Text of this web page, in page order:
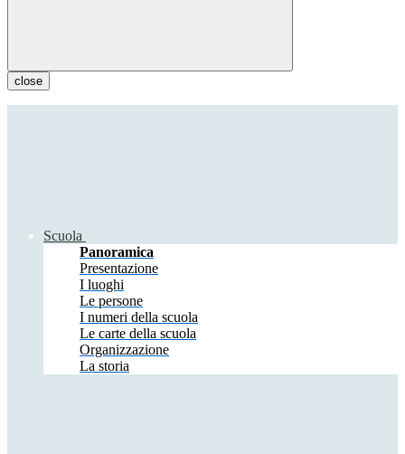
close
Scuola
Panoramica
Presentazione
I luoghi
Le persone
I numeri della scuola
Le carte della scuola
Organizzazione
La storia